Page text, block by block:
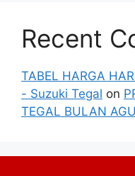
Recent
TABEL HARGA
- Suzuki Tegal on
TEGAL BULAN